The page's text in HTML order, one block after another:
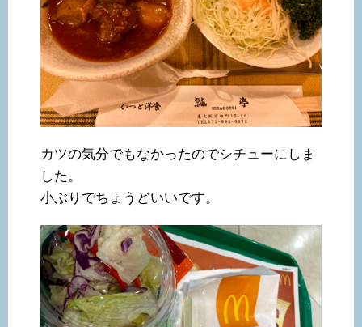
カツの気分でもなかったのでシチューにしま
した。
小ぶりでちょうどいいです。